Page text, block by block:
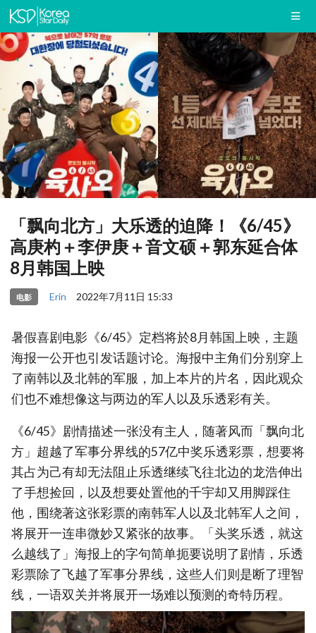
「飘向北方」大乐透的迫降！《6/45》
高庚杓＋李伊庚＋音文硕＋郭东延合体
8月韩国上映
电影 Erin 2022年7月11日 15:33
暑假喜剧电影《6/45》定档将於8月韩国上映，主题
海报一公开也引发话题讨论。海报中主角们分别穿上
了南韩以及北韩的军服，加上本片的片名，因此观众
们也不难想像这与两边的军人以及乐透彩有关。
《6/45》剧情描述一张没有主人，随著风而「飘向北
方」超越了军事分界线的57亿中奖乐透彩票，想要将
其占为己有却无法阻止乐透继续飞往北边的龙浩伸出
了手想捡回，以及想要处置他的千宇却又用脚踩住
他，围绕著这张彩票的南韩军人以及北韩军人之间，
将展开一连串微妙又紧张的故事。「头奖乐透，就这
么越线了」海报上的字句简单扼要说明了剧情，乐透
彩票除了飞越了军事分界线，这些人们则是断了理智
线，一语双关并将展开一场难以预测的奇特历程。